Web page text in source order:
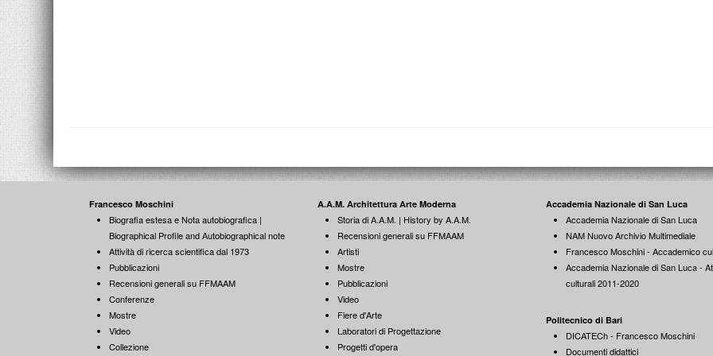
Francesco Moschini
Biografia estesa e Nota autobiografica |
Biographical Profile and Autobiographical note
Attività di ricerca scientifica dal 1973
Pubblicazioni
Recensioni generali su FFMAAM
Conferenze
Mostre
Video
Collezione
A.A.M. Architettura Arte Moderna
Storia di A.A.M. | History by A.A.M.
Recensioni generali su FFMAAM
Artisti
Mostre
Pubblicazioni
Video
Fiere d'Arte
Laboratori di Progettazione
Progetti d'opera
Accademia Nazionale di San Luca
Accademia Nazionale di San Luca
NAM Nuovo Archivio Multimediale
Francesco Moschini - Accademico
Accademia Nazionale di San Luca -
culturali 2011-2020
Politecnico di Bari
DICATECh - Francesco Moschini
Documenti didattici